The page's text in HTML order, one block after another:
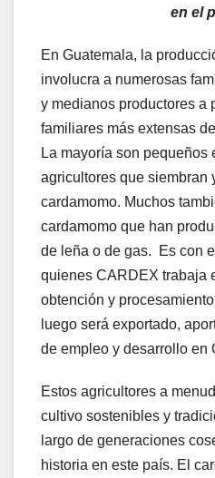
en el
En Guatemala, la
involucra a numerosas
y medianos productores a
familiares más extensas
La mayoría son pequeños
agricultores que siembran
cardamomo. Muchos
cardamomo que han
de leña o de gas. Es con
quienes CARDEX trabaja
obtención y
luego será exportado,
de empleo y desarrollo en
Estos agricultores a
cultivo sostenibles y
largo de generaciones
historia en este país. El